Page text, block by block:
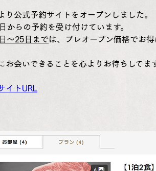
り 公式予約サイトをオープン しました。
からの予約を受け付けています。
〜25日までは、 プレオープン価格でお
お会いできることを心よりお待ちしてま
イトURL